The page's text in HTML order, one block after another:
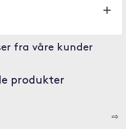
fra våre kunder
produkter
⇨